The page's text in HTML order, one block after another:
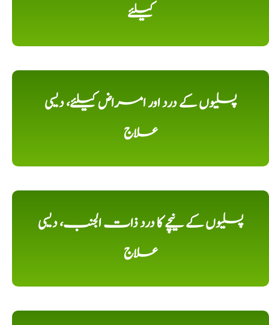
کیلئے
پسلیوں کے درد اور امراض کیلئے، دیسی
علاج
پسلیوں کے نیچے کا درد ذات الجنب، دیسی
علاج